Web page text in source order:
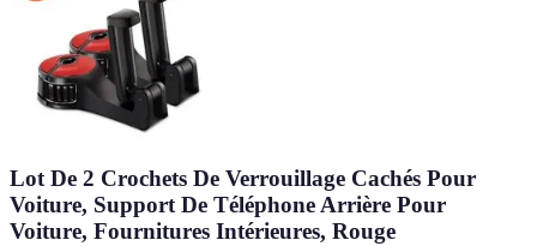
Lot De 2 Crochets De Verrouillage Cachés Pour
Voiture, Support De Téléphone Arrière Pour
Voiture, Fournitures Intérieures, Rouge